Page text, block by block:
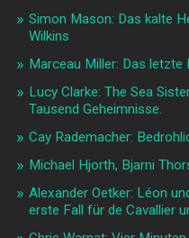
Simon Mason: Das kalte
Wilkins
Marceau Miller: Das
Lucy Clarke: The Sea
Tausend Geheimnisse.
Cay Rademacher:
Michael Hjorth, Bjarni
Alexander Oetker: Léon
erste Fall für de Cavallier